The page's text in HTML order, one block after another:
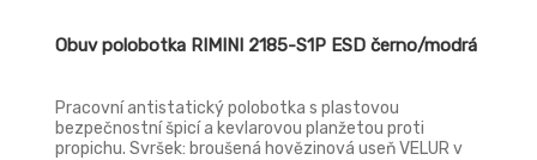
Obuv polobotka RIMINI 2185-S1P ESD černo/modrá
Pracovní antistatický polobotka s plastovou
bezpečnostní špicí a kevlarovou planžetou proti
propichu. Svršek: broušená hovězinová useň VELUR v